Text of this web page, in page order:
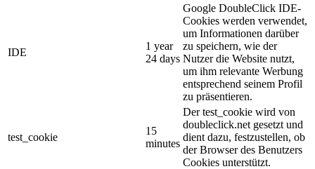
IDE
1 year
24 days
Google DoubleClick IDE-
Cookies werden verwendet,
um Informationen darüber
zu speichern, wie der
Nutzer die Website nutzt,
um ihm relevante Werbung
entsprechend seinem Profil
zu präsentieren.
test_cookie
15
minutes
Der test_cookie wird von
doubleclick.net gesetzt und
dient dazu, festzustellen, ob
der Browser des Benutzers
Cookies unterstützt.